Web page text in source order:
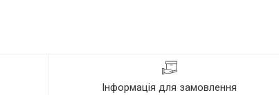
Інформація для замовлення